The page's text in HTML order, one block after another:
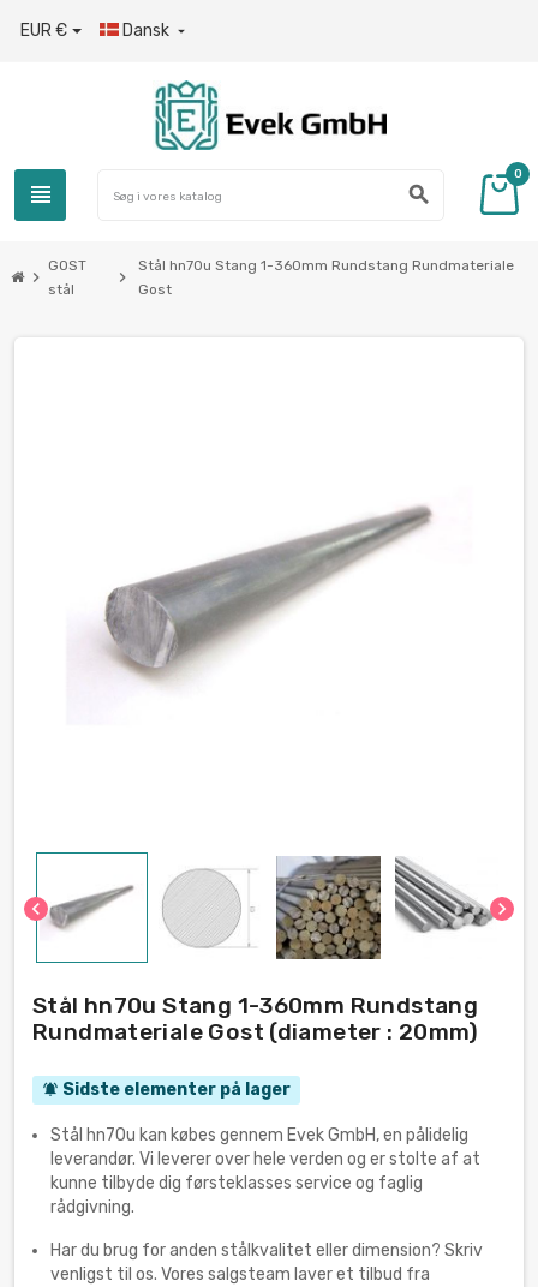
EUR € Dansk 
view_headline search
0
chevron_right
GOST
stål
chevron_right
Stål hn70u Stang 1-360mm Rundstang Rundmateriale
Gost
chevron_left chevron_right
Stål hn70u Stang 1-360mm Rundstang
Rundmateriale Gost (diameter : 20mm)
notifications_active Sidste elementer på lager
Stål hn70u kan købes gennem Evek GmbH, en pålidelig
leverandør. Vi leverer over hele verden og er stolte af at
kunne tilbyde dig førsteklasses service og faglig
rådgivning.
Har du brug for anden stålkvalitet eller dimension? Skriv
venligst til os. Vores salgsteam laver et tilbud fra